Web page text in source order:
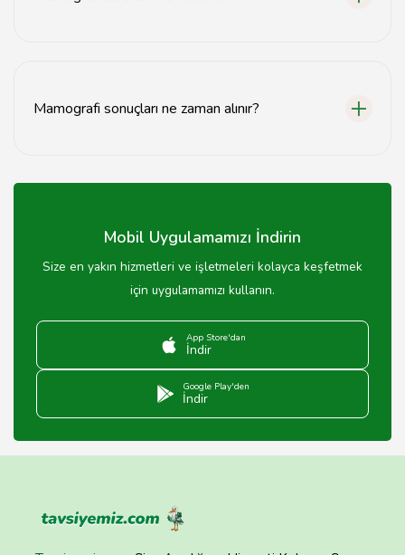
Mamografi sonuçları ne zaman alınır?
ancak bazı durumlarda daha uzun sürebilir.
Mobil Uygulamamızı İndirin
Size en yakın hizmetleri ve işletmeleri kolayca keşfetmek
için uygulamamızı kullanın.
App Store'dan
İndir
Google Play'den
İndir